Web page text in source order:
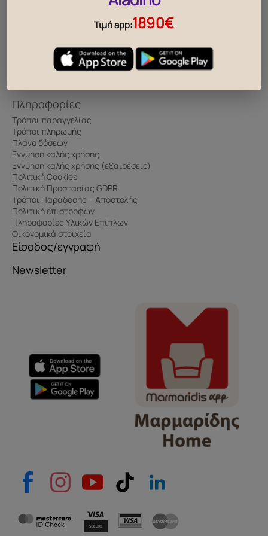
Επικοινωνία
Οδηγίες Χρήσης & Συντήρησης
Πληροφορίες
Τρόποι παραγγελίας
Τρόποι πληρωμής
Πλάνο δόσεων
Εγγύηση καλής χρήσης
Εγγύηση καλής χρήσης (εξαιρέσεις)
Πολιτική Cookies
Πολιτική Προστασίας GDPR
Τρόποι Παράδοσης – Αποστολής
Πολιτική επιστροφών
Πληροφορίες Υλικών Επίπλων
Οικονομικά στοιχεία
Είσοδος/εγγραφή
Newsletter
Τιμή app:1890€